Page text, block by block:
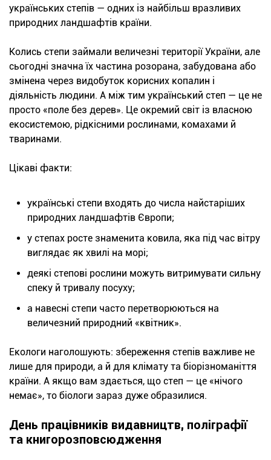
українських степів — одних із найбільш вразливих
природних ландшафтів країни.
Колись степи займали величезні території України, але
сьогодні значна їх частина розорана, забудована або
змінена через видобуток корисних копалин і
діяльність людини. А між тим український степ — це не
просто «поле без дерев». Це окремий світ із власною
екосистемою, рідкісними рослинами, комахами й
тваринами.
Цікаві факти:
українські степи входять до числа найстаріших
природних ландшафтів Європи;
у степах росте знаменита ковила, яка під час вітру
виглядає як хвилі на морі;
деякі степові рослини можуть витримувати сильну
спеку й тривалу посуху;
а навесні степи часто перетворюються на
величезний природний «квітник».
Екологи наголошують: збереження степів важливе не
лише для природи, а й для клімату та біорізноманіття
країни. А якщо вам здається, що степ — це «нічого
немає», то біологи зараз дуже образилися.
День працівників видавництв, поліграфії
та книгорозповсюдження